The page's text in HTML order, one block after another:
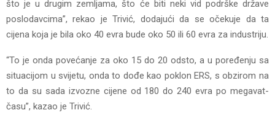
što je u drugim zemljama, što će biti neki vid podrške države
poslodavcima”, rekao je Trivić, dodajući da se očekuje da ta
cijena koja je bila oko 40 evra bude oko 50 ili 60 evra za industriju.
“To je onda povećanje za oko 15 do 20 odsto, a u poređenju sa
situacijom u svijetu, onda to dođe kao poklon ERS, s obzirom na
to da su sada izvozne cijene od 180 do 240 evra po megavat-
času”, kazao je Trivić.